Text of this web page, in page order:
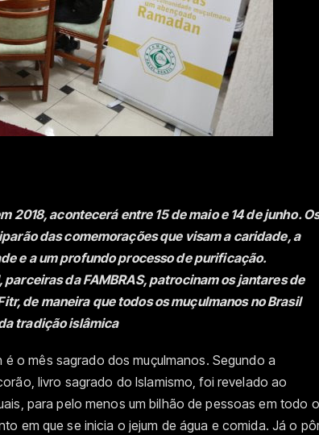
2018, acontecerá entre 15 de maio e 14 de junho.
das comemorações que visam a caridade, a
e a um profundo processo de purificação.
da FAMBRAS, patrocinam os jantares de
de maneira que todos os muçulmanos no Brasil
tradição islâmica
o mês sagrado dos muçulmanos. Segundo a
livro sagrado do Islamismo, foi revelado ao
para pelo menos um bilhão de pessoas em todo o
em que se inicia o jejum de água e comida. Já o